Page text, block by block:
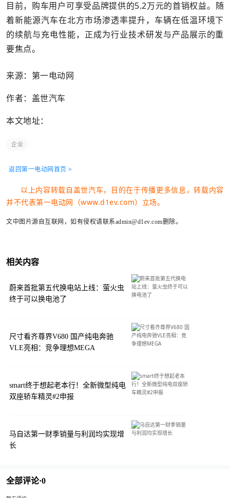
目前，购车用户可享受品牌提供的5.2万元的首销权益。随
着新能源汽车在北方市场渗透率提升，车辆在低温环境下
的续航与充电性能，正成为行业技术研发与产品展示的重
要焦点。
来源：第一电动网
作者：盖世汽车
本文地址：
企业
返回第一电动网首页 >
以上内容转载自盖世汽车，目的在于传播更多信息，转载内容
并不代表第一电动网（www.d1ev.com）立场。
文中图片源自互联网，如有侵权请联系admin@d1ev.com删除。
相关内容
蔚来首批第五代换电站上线：萤火虫
终于可以换电池了
尺寸看齐尊界V680 国产纯电奔驰
VLE亮相：竞争理想MEGA
smart终于想起老本行！全新微型纯电
双座轿车精灵#2申报
马自达第一财季销量与利润均实现增
长
全部评论·0